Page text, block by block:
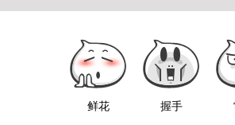
鲜花 握手